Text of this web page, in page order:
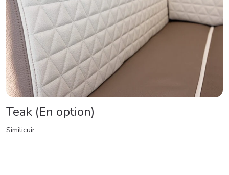
Teak (En option)
Similicuir